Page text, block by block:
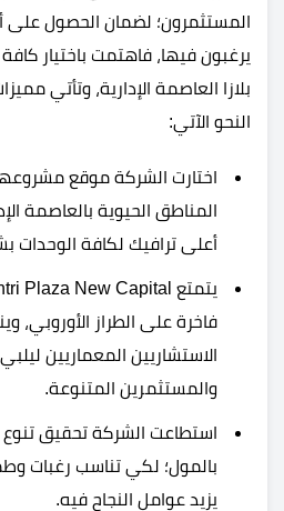
المستثمرون؛ لضمان الحصول على
يرغبون فيها، فاهتمت باختيار
بلازا العاصمة الإدارية، وتأتي
النحو الآتي:
اختارت الشركة موقع
المناطق الحيوية بالعاصمة
أعلى ترافيك لكافة
فاخرة على الطراز الأوروبي،
الاستشاريين المعماريين
والمستثمرين المتنوعة.
استطاعت الشركة تحقيق
بالمول؛ لكي تناسب رغبات
يزيد عوامل النجاح فيه.